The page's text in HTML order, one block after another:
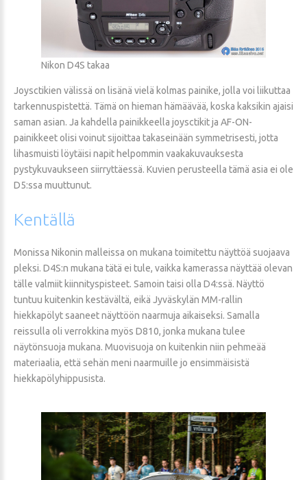
Nikon D4S takaa
Joysctikien välissä on lisänä vielä kolmas painike, jolla voi liikuttaa
tarkennuspistettä. Tämä on hieman hämäävää, koska kaksikin ajaisi
saman asian. Ja kahdella painikkeella joysctikit ja AF-ON-
painikkeet olisi voinut sijoittaa takaseinään symmetrisesti, jotta
lihasmuisti löytäisi napit helpommin vaakakuvauksesta
pystykuvaukseen siirryttäessä. Kuvien perusteella tämä asia ei ole
D5:ssa muuttunut.
Kentällä
Monissa Nikonin malleissa on mukana toimitettu näyttöä suojaava
pleksi. D4S:n mukana tätä ei tule, vaikka kamerassa näyttää olevan
tälle valmiit kiinnityspisteet. Samoin taisi olla D4:ssä. Näyttö
tuntuu kuitenkin kestävältä, eikä Jyväskylän MM-rallin
hiekkapölyt saaneet näyttöön naarmuja aikaiseksi. Samalla
reissulla oli verrokkina myös D810, jonka mukana tulee
näytönsuoja mukana. Muovisuoja on kuitenkin niin pehmeää
materiaalia, että sehän meni naarmuille jo ensimmäisistä
hiekkapölyhippusista.